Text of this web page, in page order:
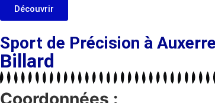
Découvrir
Sport de Précision à Auxerre
Billard
Coordonnées :